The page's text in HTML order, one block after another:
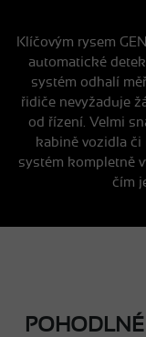
Klíčovým rysem
automatické
systém odhalí
řidiče nevyžaduje
od řízení. Velmi
kabině vozidla
systém kompletně
čím